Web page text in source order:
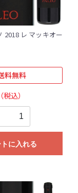
2018 レ マッキオー
料無料
（税込）
に入れる